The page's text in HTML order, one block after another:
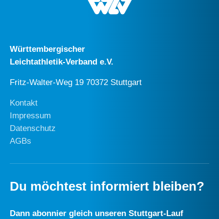
Württembergischer
Leichtathletik-Verband e.V.
Fritz-Walter-Weg 19 70372 Stuttgart
Kontakt
Impressum
Datenschutz
AGBs
Du möchtest informiert bleiben?
Dann abonnier gleich unseren Stuttgart-Lauf